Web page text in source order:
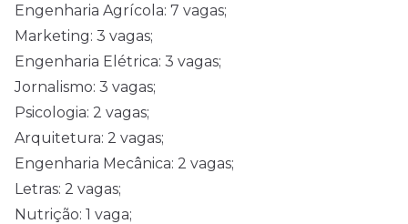
Engenharia Agrícola: 7 vagas;
Marketing: 3 vagas;
Engenharia Elétrica: 3 vagas;
Jornalismo: 3 vagas;
Psicologia: 2 vagas;
Arquitetura: 2 vagas;
Engenharia Mecânica: 2 vagas;
Letras: 2 vagas;
Nutrição: 1 vaga;